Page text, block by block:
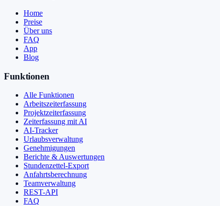
Home
Preise
Über uns
FAQ
App
Blog
Funktionen
Alle Funktionen
Arbeitszeiterfassung
Projektzeiterfassung
Zeiterfassung mit AI
AI-Tracker
Urlaubsverwaltung
Genehmigungen
Berichte & Auswertungen
Stundenzettel-Export
Anfahrtsberechnung
Teamverwaltung
REST-API
FAQ